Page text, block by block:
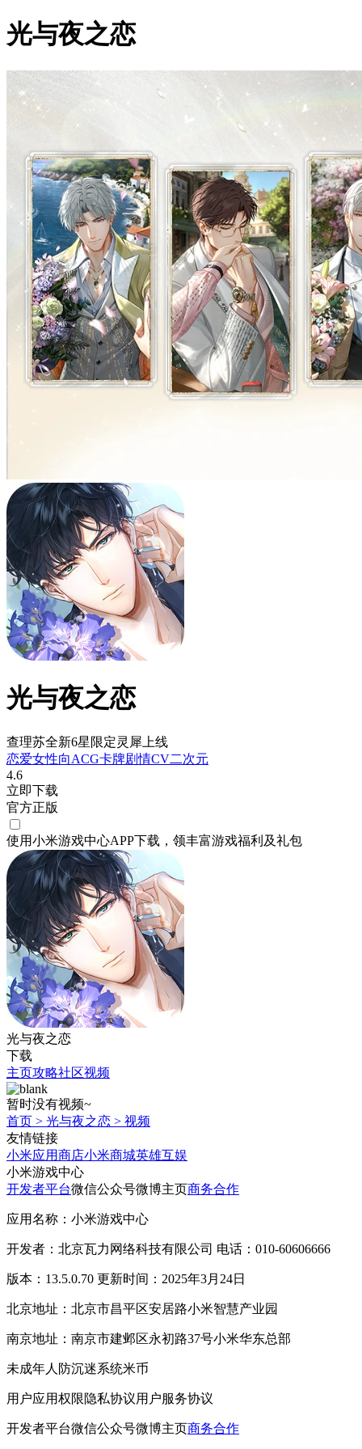
光与夜之恋
光与夜之恋
查理苏全新6星限定灵犀上线
恋爱女性向ACG卡牌剧情CV二次元
4.6
立即下载
官方正版
使用小米游戏中心APP下载 ，领丰富游戏福利 及礼包
光与夜之恋
下载
主页攻略社区视频
暂时没有视频~
首页 > 光与夜之恋 > 视频
友情链接
小米应用商店小米商城英雄互娱
小米游戏中心
开发者平台微信公众号微博主页商务合作
应用名称：小米游戏中心
开发者：北京瓦力网络科技有限公司 电话：010-60606666
版本：13.5.0.70 更新时间：2025年3月24日
北京地址：北京市昌平区安居路小米智慧产业园
南京地址：南京市建邺区永初路37号小米华东总部
未成年人防沉迷系统米币
用户应用权限隐私协议用户服务协议
开发者平台微信公众号微博主页商务合作